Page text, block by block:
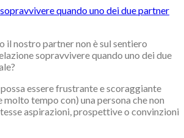
il nostro partner non è sul sentiero
sopravvivere quando uno dei due
essere frustrante e scoraggiante
molto tempo con) una persona che non
aspirazioni, prospettive o convinzioni